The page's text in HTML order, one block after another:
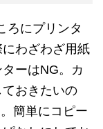
ろにプリンタ
わざわざ用紙
ーはNG。カ
おきたいの
簡単にコピー